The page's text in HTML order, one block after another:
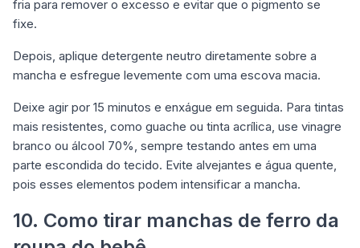
fria para remover o excesso e evitar que o pigmento se
fixe.
Depois, aplique detergente neutro diretamente sobre a
mancha e esfregue levemente com uma escova macia.
Deixe agir por 15 minutos e enxágue em seguida. Para tintas
mais resistentes, como guache ou tinta acrílica, use vinagre
branco ou álcool 70%, sempre testando antes em uma
parte escondida do tecido. Evite alvejantes e água quente,
pois esses elementos podem intensificar a mancha.
10. Como tirar manchas de ferro da